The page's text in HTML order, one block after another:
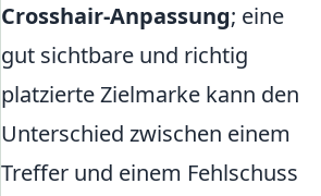
Crosshair-Anpassung; eine
gut sichtbare und richtig
platzierte Zielmarke kann den
Unterschied zwischen einem
Treffer und einem Fehlschuss